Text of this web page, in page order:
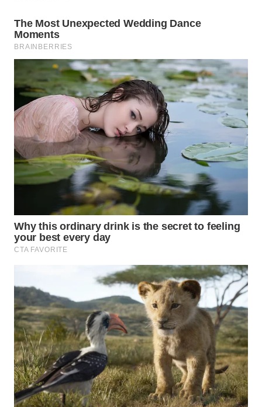
WN
NIAS
WN
LANGKAT
WN
TAPANULI
SELATAN
WN
TANJUNG
WN
KARO
WN
LABUHANBATU
WN
TAPANULI
TENGAH